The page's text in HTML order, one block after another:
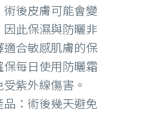
後皮膚可能會變
此保濕與防曬非
適合敏感肌膚的保
每日使用防曬霜
紫外線傷害。
：術後幾天避免